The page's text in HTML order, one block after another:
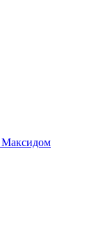
Максидом